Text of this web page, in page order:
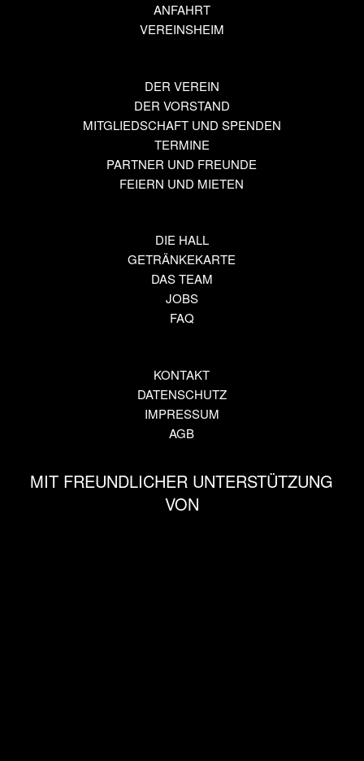
ANFAHRT
VEREINSHEIM
DER VEREIN
DER VORSTAND
MITGLIEDSCHAFT UND SPENDEN
TERMINE
PARTNER UND FREUNDE
FEIERN UND MIETEN
DIE HALL
GETRÄNKEKARTE
DAS TEAM
JOBS
FAQ
KONTAKT
DATENSCHUTZ
IMPRESSUM
AGB
MIT FREUNDLICHER UNTERSTÜTZUNG
VON